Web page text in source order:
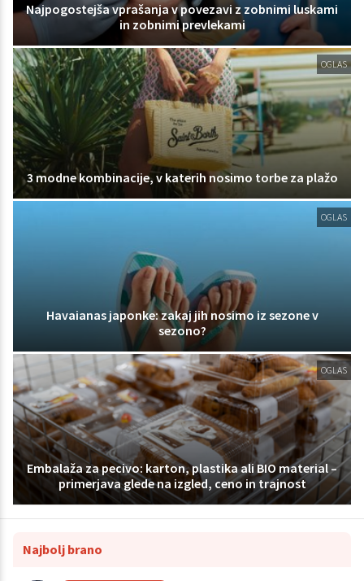
Najpogostejša vprašanja v povezavi z zobnimi luskami
in zobnimi prevlekami
OGLAS
3 modne kombinacije, v katerih nosimo torbe za plažo
OGLAS
Havaianas japonke: zakaj jih nosimo iz sezone v
sezono?
OGLAS
Embalaža za pecivo: karton, plastika ali BIO material –
primerjava glede na izgled, ceno in trajnost
Najbolj brano